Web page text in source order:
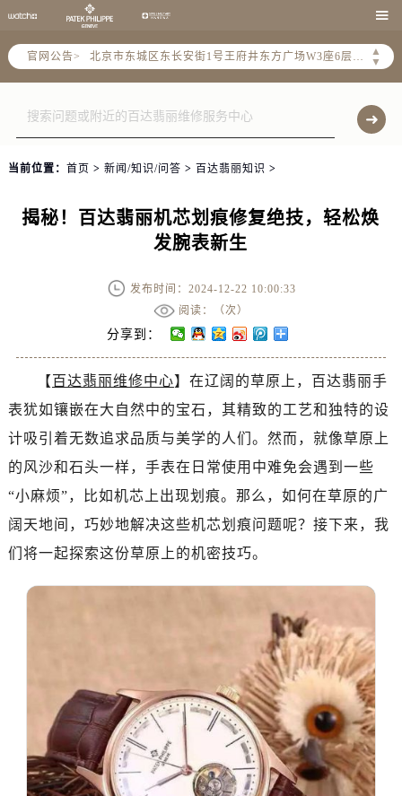

官网公告>
▲
▼
北京市东城区东长安街1号王府井东方广场W3座6层602室售后服务中心（需提前预约）
节假日正常营业！
当前位置： 首页 > 新闻/知识/问答 > 百达翡丽知识 >
揭秘！百达翡丽机芯划痕修复绝技，轻松焕
发腕表新生
发布时间：2024-12-22 10:00:33
阅读：（次）
分享到：
【百达翡丽维修中心】在辽阔的草原上，百达翡丽手
表犹如镶嵌在大自然中的宝石，其精致的工艺和独特的设
计吸引着无数追求品质与美学的人们。然而，就像草原上
的风沙和石头一样，手表在日常使用中难免会遇到一些
“小麻烦”，比如机芯上出现划痕。那么，如何在草原的广
阔天地间，巧妙地解决这些机芯划痕问题呢？接下来，我
们将一起探索这份草原上的机密技巧。